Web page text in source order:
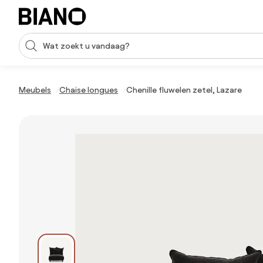
Navigatie overslaan, naar inhoud springen
Zoekopdracht invoeren
Meubels Chaise longues Chenille fluwelen zetel, Lazare